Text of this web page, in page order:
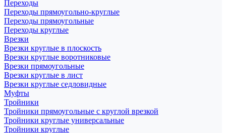
Переходы
Переходы прямоугольно-круглые
Переходы прямоугольные
Переходы круглые
Врезки
Врезки круглые в плоскость
Врезки круглые воротниковые
Врезки прямоугольные
Врезки круглые в лист
Врезки круглые седловидные
Муфты
Тройники
Тройники прямоугольные с круглой врезкой
Тройники круглые универсальные
Тройники круглые